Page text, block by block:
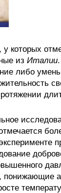
которых
из Италии
либо
понижающие